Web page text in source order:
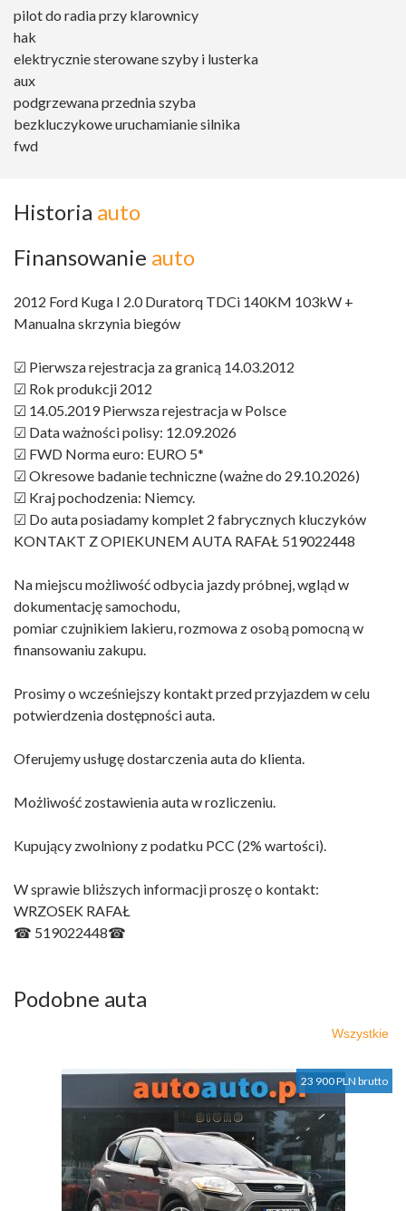
pilot do radia przy klarownicy
hak
elektrycznie sterowane szyby i lusterka
aux
podgrzewana przednia szyba
bezkluczykowe uruchamianie silnika
fwd
Historia auto
Finansowanie auto
2012 Ford Kuga I 2.0 Duratorq TDCi 140KM 103kW +
Manualna skrzynia biegów
☑ Pierwsza rejestracja za granicą 14.03.2012
☑ Rok produkcji 2012
☑ 14.05.2019 Pierwsza rejestracja w Polsce
☑ Data ważności polisy: 12.09.2026
☑ FWD Norma euro: EURO 5*
☑ Okresowe badanie techniczne (ważne do 29.10.2026)
☑ Kraj pochodzenia: Niemcy.
☑ Do auta posiadamy komplet 2 fabrycznych kluczyków
KONTAKT Z OPIEKUNEM AUTA RAFAŁ 519022448
Na miejscu możliwość odbycia jazdy próbnej, wgląd w
dokumentację samochodu,
pomiar czujnikiem lakieru, rozmowa z osobą pomocną w
finansowaniu zakupu.
Prosimy o wcześniejszy kontakt przed przyjazdem w celu
potwierdzenia dostępności auta.
Oferujemy usługę dostarczenia auta do klienta.
Możliwość zostawienia auta w rozliczeniu.
Kupujący zwolniony z podatku PCC (2% wartości).
W sprawie bliższych informacji proszę o kontakt:
WRZOSEK RAFAŁ
☎ 519022448☎
Podobne auta
Wszystkie
23 900 PLN brutto